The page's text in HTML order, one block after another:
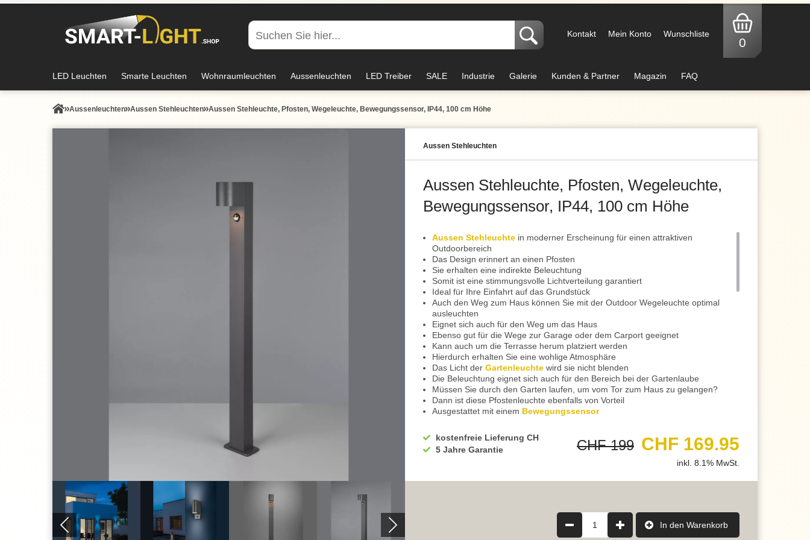
Kontakt Mein Konto Wunschliste
0
LED Leuchten Smarte Leuchten Wohnraumleuchten Aussenleuchten LED Treiber SALE Industrie Galerie Kunden & Partner Magazin FAQ
Aussen­leuchten Aussen Stehleuchten Aussen Stehleuchte, Pfosten, Wegeleuchte, Bewegungssensor, IP44, 100 cm Höhe
Aussen Stehleuchten
Aussen Stehleuchte, Pfosten, Wegeleuchte,
Bewegungssensor, IP44, 100 cm Höhe
Aussen Stehleuchte in moderner Erscheinung für einen attraktiven
Outdoorbereich
Das Design erinnert an einen Pfosten
Sie erhalten eine indirekte Beleuchtung
Somit ist eine stimmungsvolle Lichtverteilung garantiert
Ideal für Ihre Einfahrt auf das Grundstück
Auch den Weg zum Haus können Sie mit der Outdoor Wegeleuchte optimal
ausleuchten
Eignet sich auch für den Weg um das Haus
Ebenso gut für die Wege zur Garage oder dem Carport geeignet
Kann auch um die Terrasse herum platziert werden
Hierdurch erhalten Sie eine wohlige Atmosphäre
Das Licht der Gartenleuchte wird sie nicht blenden
Die Beleuchtung eignet sich auch für den Bereich bei der Gartenlaube
Müssen Sie durch den Garten laufen, um vom Tor zum Haus zu gelangen?
Dann ist diese Pfostenleuchte ebenfalls von Vorteil
Ausgestattet mit einem Bewegungssensor
Radius der Leuchte wahrgenommen wird
Sie müssen nicht erst zum Schalter gelangen
Angenehmes und sanftes Licht begleitet Sie zum Eingang
Hergestellt aus hochwertigem Druckguss Aluminium
kostenfreie Lieferung CH
5 Jahre Garantie
CHF 199 CHF 169.95
inkl. 8.1% MwSt.
1 In den Warenkorb